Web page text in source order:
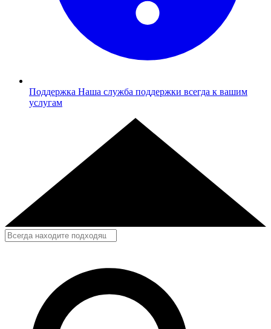
Поддержка Наша служба поддержки всегда к вашим
услугам